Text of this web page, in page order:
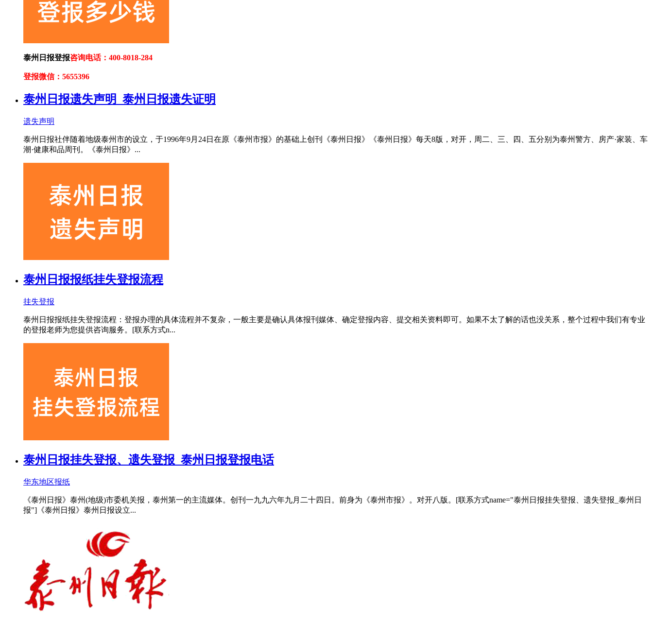
泰州日报登报咨询电话：400-8018-284
登报微信：5655396
泰州日报遗失声明_泰州日报遗失证明
遗失声明
泰州日报社伴随着地级泰州市的设立，于1996年9月24日在原《泰州市报》的基础上创刊《泰州日报》《泰州日报》每天8版，对开，周二、三、四、五分别为泰州警方、房产·家装、车
潮·健康和品周刊。《泰州日报》...
泰州日报报纸挂失登报流程
挂失登报
泰州日报报纸挂失登报流程：登报办理的具体流程并不复杂，一般主要是确认具体报刊媒体、确定登报内容、提交相关资料即可。如果不太了解的话也没关系，整个过程中我们有专业
的登报老师为您提供咨询服务。[联系方式n...
泰州日报挂失登报、遗失登报_泰州日报登报电话
华东地区报纸
《泰州日报》泰州(地级)市委机关报，泰州第一的主流媒体。创刊一九九六年九月二十四日。前身为《泰州市报》。对开八版。[联系方式name="泰州日报挂失登报、遗失登报_泰州日
报"]《泰州日报》泰州日报设立...